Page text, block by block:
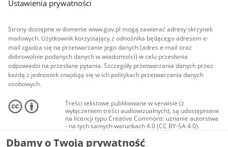
Ustawienia prywatności
Strony dostępne w domenie www.gov.pl mogą zawierać adresy skrzynek
mailowych. Użytkownik korzystający z odnośnika będącego adresem e-
mail zgadza się na przetwarzanie jego danych (adres e-mail oraz
dobrowolnie podanych danych w wiadomości) w celu przesłania
odpowiedzi na przesłane pytania. Szczegóły przetwarzania danych przez
każdą z jednostek znajdują się w ich politykach przetwarzania danych
osobowych.
Treści tekstowe publikowane w serwisie (z
wyłączeniem treści audiowizualnych), są udostępniane
na licencji typu Creative Commons: uznanie autorstwa
- na tych samych warunkach 4.0 (CC BY-SA 4.0).
Materiały audiowizualne, w tym zdjęcia, materiały
audio i wideo, są udostępniane na licencji typu
Dbamy o Twoją prywatność